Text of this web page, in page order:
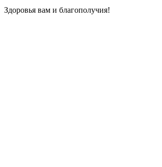
Здоровья вам и благополучия!